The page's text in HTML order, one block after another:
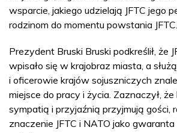
wsparcie, jakiego udzielają JFTC jego
rodzinom do momentu powstania JFTC.
Prezydent Bruski Bruski podkreślił, że
wpisało się w krajobraz miasta, a
i oficerowie krajów sojuszniczych
miejsce do pracy i życia. Zaznaczył,
sympatią i przyjaźnią przyjmują gości,
znaczenie JFTC i NATO jako